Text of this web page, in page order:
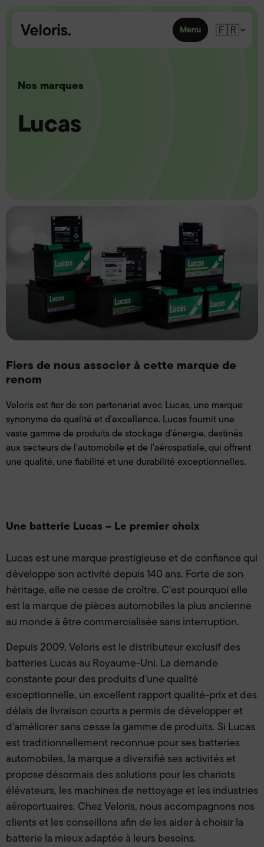
Menu 🇫🇷
Nos marques
Lucas
Fiers de nous associer à cette marque de
renom
Veloris est fier de son partenariat avec Lucas, une marque
synonyme de qualité et d'excellence. Lucas fournit une
vaste gamme de produits de stockage d'énergie, destinés
aux secteurs de l'automobile et de l'aérospatiale, qui offrent
une qualité, une fiabilité et une durabilité exceptionnelles.
Une batterie Lucas – Le premier choix
Lucas est une marque prestigieuse et de confiance qui
développe son activité depuis 140 ans. Forte de son
héritage, elle ne cesse de croître. C'est pourquoi elle
est la marque de pièces automobiles la plus ancienne
au monde à être commercialisée sans interruption.
Depuis 2009, Veloris est le distributeur exclusif des
batteries Lucas au Royaume-Uni. La demande
constante pour des produits d'une qualité
exceptionnelle, un excellent rapport qualité-prix et des
délais de livraison courts a permis de développer et
d'améliorer sans cesse la gamme de produits. Si Lucas
est traditionnellement reconnue pour ses batteries
automobiles, la marque a diversifié ses activités et
propose désormais des solutions pour les chariots
élévateurs, les machines de nettoyage et les industries
aéroportuaires. Chez Veloris, nous accompagnons nos
clients et les conseillons afin de les aider à choisir la
batterie la mieux adaptée à leurs besoins.